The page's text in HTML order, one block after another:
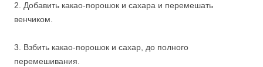
2. Добавить какао-порошок и сахара и перемешать
венчиком.
3. Взбить какао-порошок и сахар, до полного
перемешивания.